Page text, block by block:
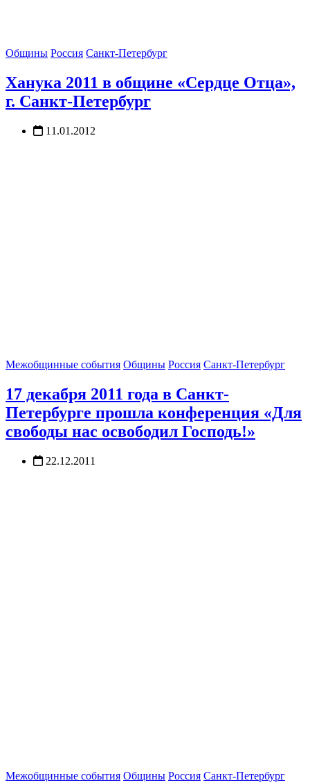
Общины Россия Санкт-Петербург
Ханука 2011 в общине «Сердце Отца»,
г. Санкт-Петербург
11.01.2012
Межобщинные события Общины Россия Санкт-Петербург
17 декабря 2011 года в Санкт-
Петербурге прошла конференция «Для
свободы нас освободил Господь!»
22.12.2011
Межобщинные события Общины Россия Санкт-Петербург